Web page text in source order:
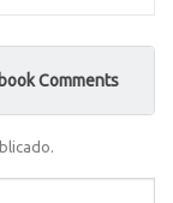
Comments